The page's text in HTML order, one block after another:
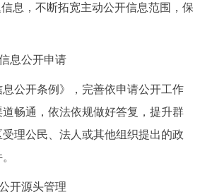
十六区概览 人文北京
图说北京
한국어
息，不断拓宽主动公开信息范围，保
息公开申请
开条例》，完善依申请公开工作
畅通，依法依规做好答复，提升群
理公民、法人或其他组织提出的政
开源头管理